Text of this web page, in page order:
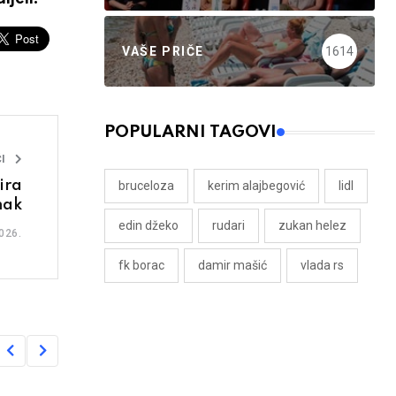
VAŠE PRIČE 1614
POPULARNI TAGOVI
bruceloza kerim alajbegović lidl
edin džeko rudari zukan helez
fk borac damir mašić vlada rs